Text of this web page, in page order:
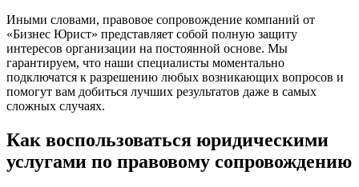
Иными словами, правовое сопровождение компаний от
«Бизнес Юрист» представляет собой полную защиту
интересов организации на постоянной основе. Мы
гарантируем, что наши специалисты моментально
подключатся к разрешению любых возникающих вопросов и
помогут вам добиться лучших результатов даже в самых
сложных случаях.
Как воспользоваться юридическими
услугами по правовому сопровождению